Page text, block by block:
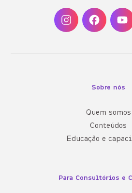
Sobre nós
Quem somos
Conteúdos
Educação e
Para Consultórios e